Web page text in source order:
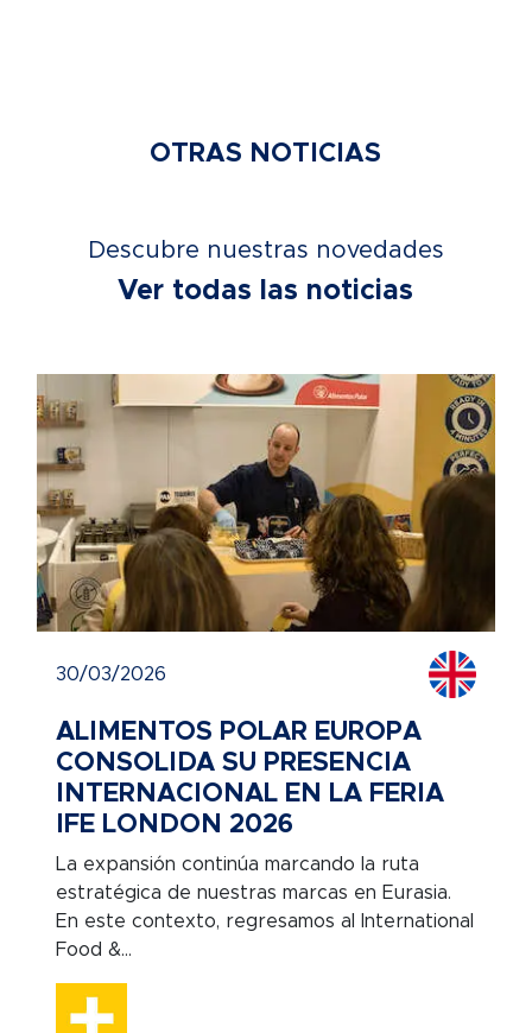
OTRAS NOTICIAS
Descubre nuestras novedades
Ver todas las noticias
30/03/2026
ALIMENTOS POLAR EUROPA
CONSOLIDA SU PRESENCIA
INTERNACIONAL EN LA FERIA
IFE LONDON 2026
La expansión continúa marcando la ruta
estratégica de nuestras marcas en Eurasia.
En este contexto, regresamos al International
Food &...